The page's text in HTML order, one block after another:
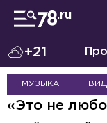
+21
МУЗЫКА
«Это не